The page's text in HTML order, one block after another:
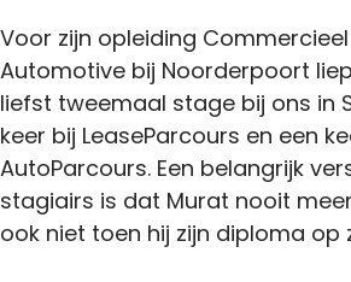
Voor zijn opleiding
Automotive bij Noorderpoort
liefst tweemaal stage bij ons in
keer bij LeaseParcours en een
AutoParcours. Een belangrijk
stagiairs is dat Murat nooit
ook niet toen hij zijn diploma op